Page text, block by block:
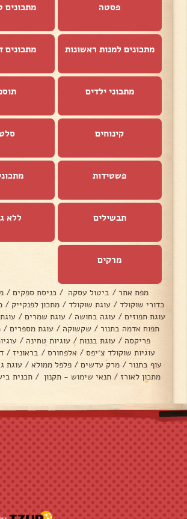
פסטה מתכונים
מתכונים למנות ראשונות מתכונים
מתכוני ילדים
קינוחים
פשטידות
תבשילים ללא
מרקים
מפת אתר / ביטול עסקה / כניסת ספקים /
כדורי שוקולד / עוגת שוקולד / מתכון לפנקייק /
עוגת תפוזים / עוגה בחושה / עוגת שמרים /
תפוח אדמה בתנור / שקשוקה / עוגת מספרים /
פריקסה / עוגת בננות / עוגיות טחינה /
עוגיות שוקולד צ׳יפס / אלפחורס / בראוניז /
עוף בתנור / מרק עדשים / פלפל ממולא / עוגת
מתכון לאורז / תנאי שימוש - תקנון / תכנית